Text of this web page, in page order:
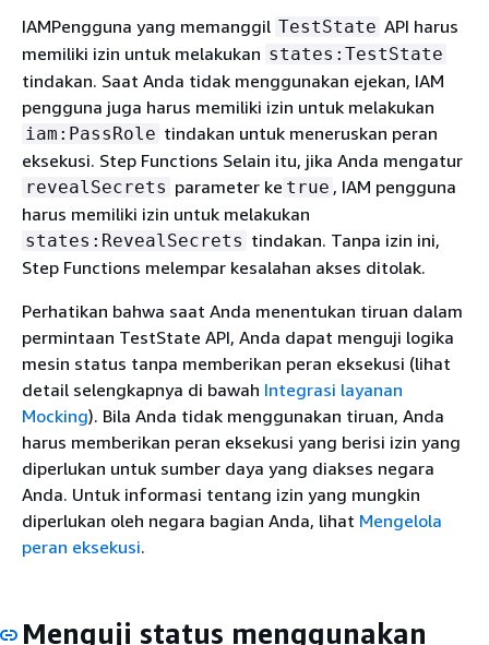
IAMPengguna yang memanggil TestState API harus
memiliki izin untuk melakukan states:TestState
tindakan. Saat Anda tidak menggunakan ejekan, IAM
pengguna juga harus memiliki izin untuk melakukan
iam:PassRole tindakan untuk meneruskan peran
eksekusi. Step Functions Selain itu, jika Anda mengatur
revealSecrets parameter ke true , IAM pengguna
harus memiliki izin untuk melakukan
states:RevealSecrets tindakan. Tanpa izin ini,
Step Functions melempar kesalahan akses ditolak.
Perhatikan bahwa saat Anda menentukan tiruan dalam
permintaan TestState API, Anda dapat menguji logika
mesin status tanpa memberikan peran eksekusi (lihat
detail selengkapnya di bawah Integrasi layanan
Mocking). Bila Anda tidak menggunakan tiruan, Anda
harus memberikan peran eksekusi yang berisi izin yang
diperlukan untuk sumber daya yang diakses negara
Anda. Untuk informasi tentang izin yang mungkin
diperlukan oleh negara bagian Anda, lihat Mengelola
peran eksekusi.
Menguji status menggunakan